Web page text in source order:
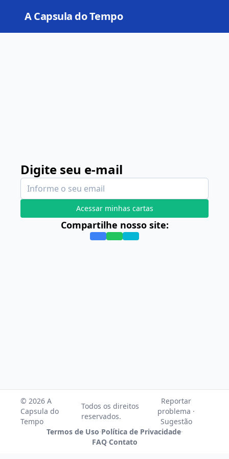
A Capsula do Tempo
Digite seu e-mail
Acessar minhas cartas
Compartilhe nosso site:
© 2026 A
Capsula do
Tempo
Todos os direitos
reservados.
Reportar
problema ·
Sugestão
Termos de Uso·Política de Privacidade·
FAQ·Contato